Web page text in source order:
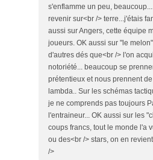
s'enflamme un peu,
revenir sur<br /> terre...j'étais
aussi sur Angers, cette équipe
joueurs. OK aussi sur "le
d'autres dés que<br /> l'on
notoriété... beaucoup se
prétentieux et nous prennent
lambda.. Sur les schémas
je ne comprends pas toujours
l'entraineur... OK aussi sur les
coups francs, tout le monde l'a
ou des<br /> stars, on en
/>